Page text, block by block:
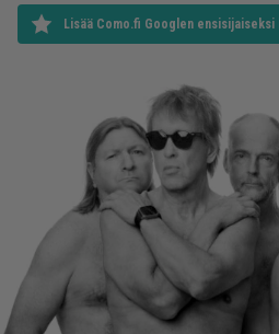
Lisää Como.fi Googlen